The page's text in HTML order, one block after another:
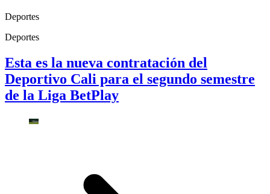
Deportes
Deportes
Esta es la nueva contratación del
Deportivo Cali para el segundo semestre
de la Liga BetPlay